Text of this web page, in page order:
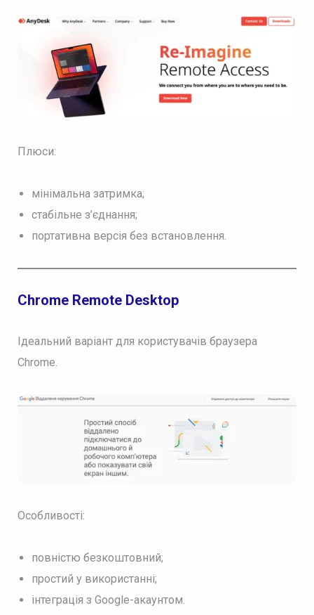
Плюси:
мінімальна затримка;
стабільне з’єднання;
портативна версія без встановлення.
Chrome Remote Desktop
Ідеальний варіант для користувачів браузера
Chrome.
Особливості:
повністю безкоштовний;
простий у використанні;
інтеграція з Google-акаунтом.